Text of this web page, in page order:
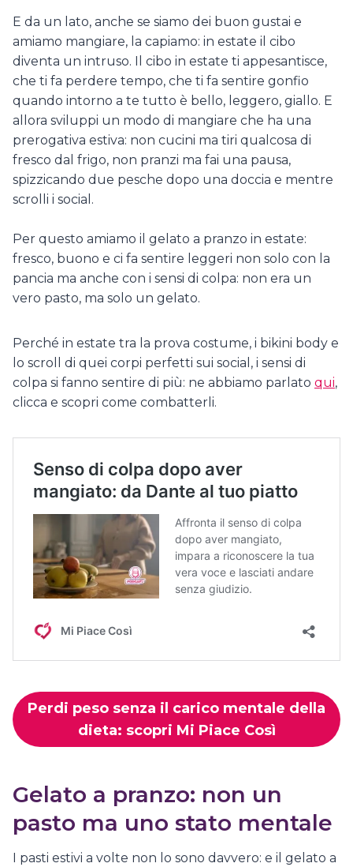
E da un lato, anche se siamo dei buon gustai e
amiamo mangiare, la capiamo: in estate il cibo
diventa un intruso. Il cibo in estate ti appesantisce,
che ti fa perdere tempo, che ti fa sentire gonfio
quando intorno a te tutto è bello, leggero, giallo. E
allora sviluppi un modo di mangiare che ha una
prerogativa estiva: non cucini ma tiri qualcosa di
fresco dal frigo, non pranzi ma fai una pausa,
spizzicando due pesche dopo una doccia e mentre
scrolli i social.
Per questo amiamo il gelato a pranzo in estate:
fresco, buono e ci fa sentire leggeri non solo con la
pancia ma anche con i sensi di colpa: non era un
vero pasto, ma solo un gelato.
Perché in estate tra la prova costume, i bikini body e
lo scroll di quei corpi perfetti sui social, i sensi di
colpa si fanno sentire di più: ne abbiamo parlato qui,
clicca e scopri come combatterli.
Perdi peso senza il carico mentale della
dieta: scopri Mi Piace Così
Gelato a pranzo: non un
pasto ma uno stato mentale
I pasti estivi a volte non lo sono davvero: e il gelato a